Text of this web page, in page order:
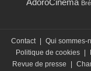
Contact | Qui sommes-
Politique de cookies |
Revue de presse
|